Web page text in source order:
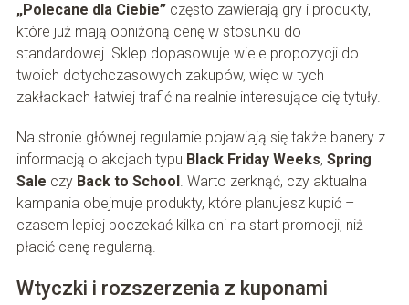
„Polecane dla Ciebie”często zawierają gry i produkty,
które już mają obniżoną cenę w stosunku do
standardowej. Sklep dopasowuje wiele propozycji do
twoich dotychczasowych zakupów, więc w tych
zakładkach łatwiej trafić na realnie interesujące cię tytuły.
Na stronie głównej regularnie pojawiają się także banery z
informacją o akcjach typu Black Friday Weeks, Spring
Sale czy Back to School. Warto zerknąć, czy aktualna
kampania obejmuje produkty, które planujesz kupić –
czasem lepiej poczekać kilka dni na start promocji, niż
płacić cenę regularną.
Wtyczki i rozszerzenia z kuponami